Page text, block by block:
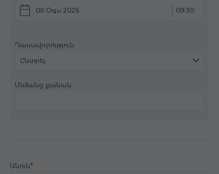
08 Օգս 2026 09:30
Դասավորություն
Ընտրել
Անձանց քանակ
Անուն